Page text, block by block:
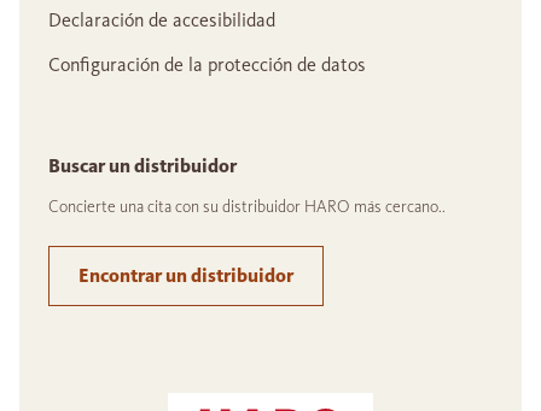
Declaración de accesibilidad
Configuración de la protección de datos
Buscar un distribuidor
Concierte una cita con su distribuidor HARO más cercano..
Encontrar un distribuidor